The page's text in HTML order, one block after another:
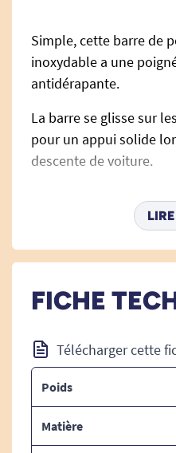
Simple, cette barre de
inoxydable a une
antidérapante.
La barre se glisse sur
pour un appui solide
descente de voiture.
Facile à ranger ou à
un vide-poche).
- Fonctions coupe-
DIMENSIONS :
FICHE
Télécharger cette
Poids
Matière